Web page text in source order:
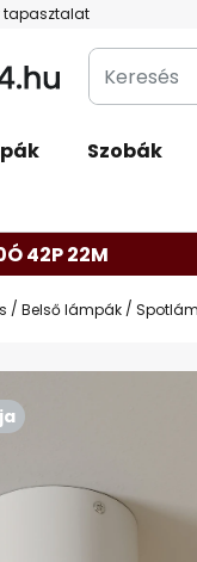
tapasztalat
Keresés
Szobák
42P 21M
Belső lámpák